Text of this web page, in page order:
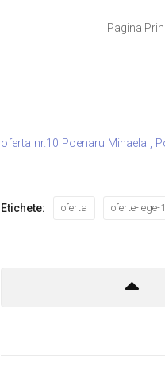
Pagina
oferta nr.10 Poenaru Mihaela ,
Etichete: oferta oferte-lege-